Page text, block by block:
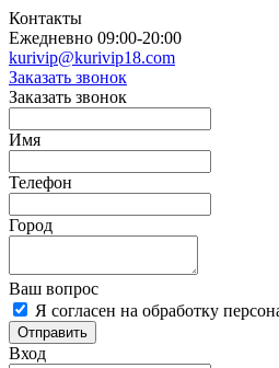
Контакты
Ежедневно 09:00-20:00
kurivip@kurivip18.com
Заказать звонок
Заказать звонок
Имя
Телефон
Город
Ваш вопрос
Я согласен на обработку
Отправить
Вход